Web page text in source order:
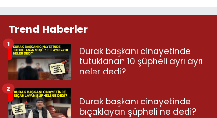
Trend Haberler
Durak başkanı cinayetinde
tutuklanan 10 şüpheli ayrı ayrı
neler dedi?
1
Durak başkanı cinayetinde
bıçaklayan şüpheli ne dedi?
2